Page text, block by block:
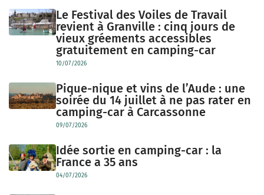
Le Festival des Voiles de Travail
revient à Granville : cinq jours de
vieux gréements accessibles
gratuitement en camping-car
10/07/2026
Pique-nique et vins de l’Aude : une
soirée du 14 juillet à ne pas rater en
camping-car à Carcassonne
09/07/2026
Idée sortie en camping-car : la
France a 35 ans
04/07/2026